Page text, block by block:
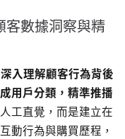
數據洞察與精
深入理解顧客行為背後
用戶分類，精準推播
工直覺，而是建立在
動行為與購買歷程，